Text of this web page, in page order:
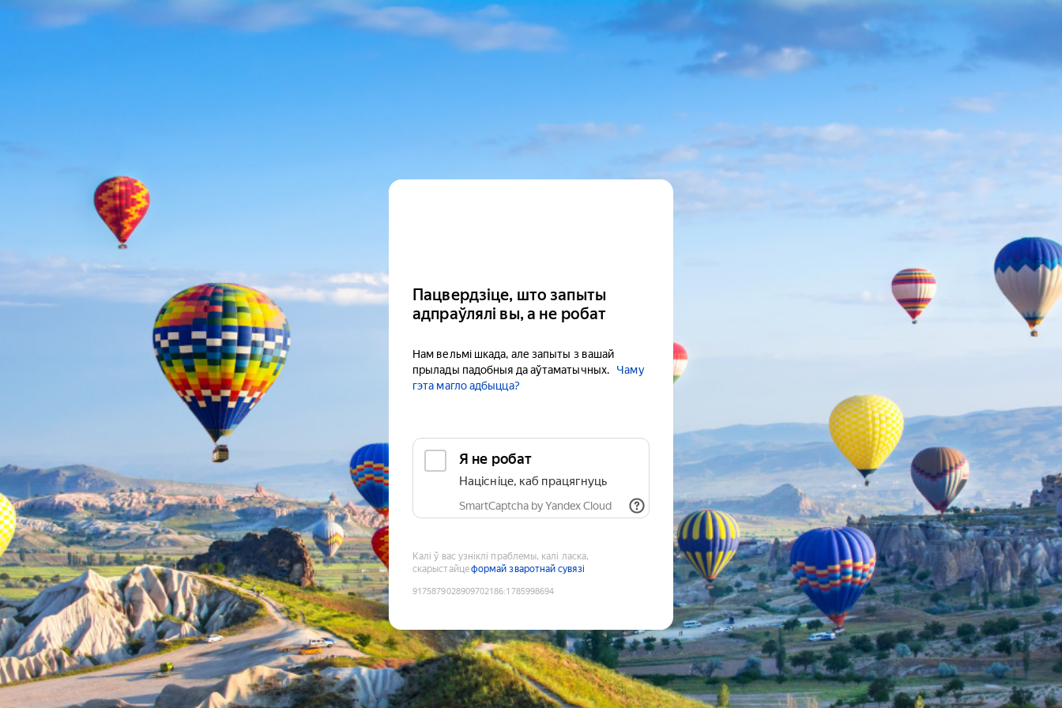
Пацвердзіце, што запыты
адпраўлялі вы, а не робат
Нам вельмі шкада, але запыты з вашай
прылады падобныя да аўтаматычных.
Чаму
гэта магло адбыцца?
Я не робат
Націсніце, каб працягнуць
SmartCaptcha by Yandex Cloud
Калі ў вас узніклі праблемы, калі ласка,
скарыстайцеформай зваротнай сувязі
9175879028909702186:1785998694